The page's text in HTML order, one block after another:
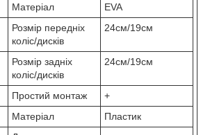
Матеріал
EVA
Розмір передніх
коліс/дисків
24см/19см
Розмір задніх
коліс/дисків
24см/19см
Простий монтаж
+
Матеріал
Пластик